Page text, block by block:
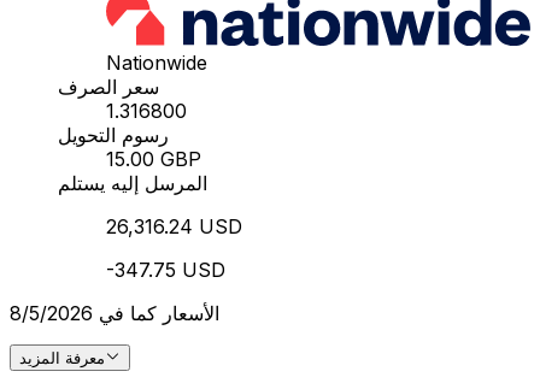
Nationwide
سعر الصرف
1.316800
رسوم التحويل
15.00 GBP
المرسل إليه يستلم
26,316.24 USD
-347.75 USD
الأسعار كما في 8/5/2026
معرفة المزيد